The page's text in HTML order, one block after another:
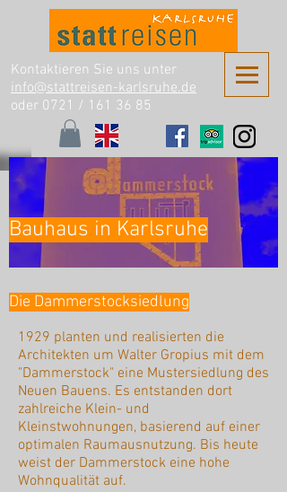
Kontaktieren Sie uns unter
info@stattreisen-karlsruhe.de
oder 0721 / 161 36 85
Bauhaus in Karlsruhe
Die Dammerstocksiedlung
1929 planten und realisierten die
Architekten um Walter Gropius mit dem
"Dammerstock" eine Mustersiedlung des
Neuen Bauens. Es entstanden dort
zahlreiche Klein- und
Kleinstwohnungen, basierend auf einer
optimalen Raumausnutzung. Bis heute
weist der Dammerstock eine hohe
Wohnqualität auf.